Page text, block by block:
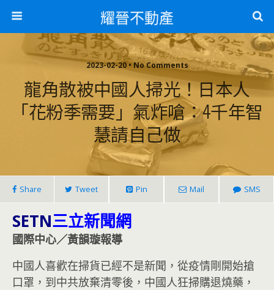
耀晉不動產
2023-02-20 • No Comments
龍角散被中國人掃光！日本人
「花粉季需要」氣炸嗆：4千年智
慧請自己做
Share Tweet Pin Mail SMS
SETN三立新聞網
國際中心／黃韻璇報導
中國人喜歡在掃貨已經不是新聞，從疫情剛開始搶
口罩，到中共放棄清零後，中國人狂掃購退燒藥，